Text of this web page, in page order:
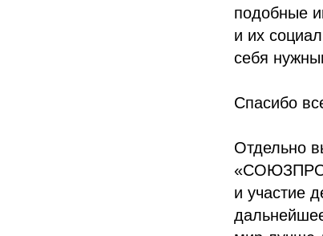
подобные
и их
себя
Спасибо
Отдельно
и участие